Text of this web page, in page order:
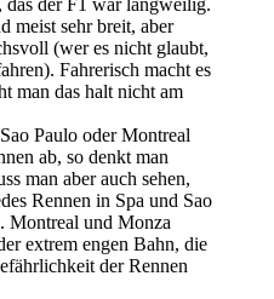
meist sehr breit, aber
(wer es nicht glaubt,
Fahrerisch macht es
man das halt nicht am
Paulo oder Montreal
ab, so denkt man
man aber auch sehen,
Rennen in Spa und Sao
Montreal und Monza
extrem engen Bahn, die
der Rennen